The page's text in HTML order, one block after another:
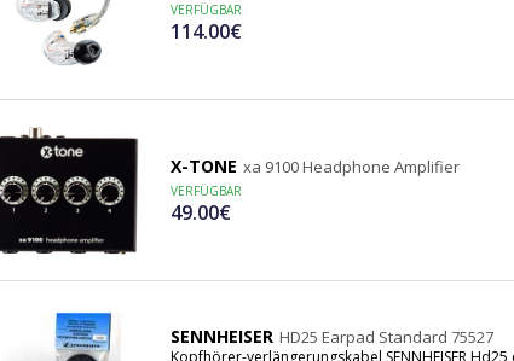
VERFÜGBAR
114.00€
X-TONE xa 9100 Headphone Amplifier
VERFÜGBAR
49.00€
SENNHEISER HD25 Earpad Standard 75527
Kopfhörer-verlängerungskabel SENNHEISER